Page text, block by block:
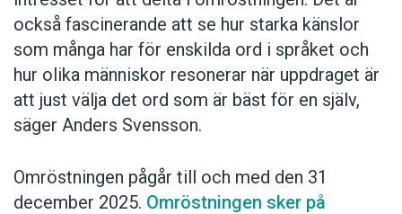
också fascinerande att se hur starka känslor
som många har för enskilda ord i språket och
hur olika människor resonerar när uppdraget är
att just välja det ord som är bäst för en själv,
säger Anders Svensson.
Omröstningen pågår till och med den 31
december 2025. Omröstningen sker på